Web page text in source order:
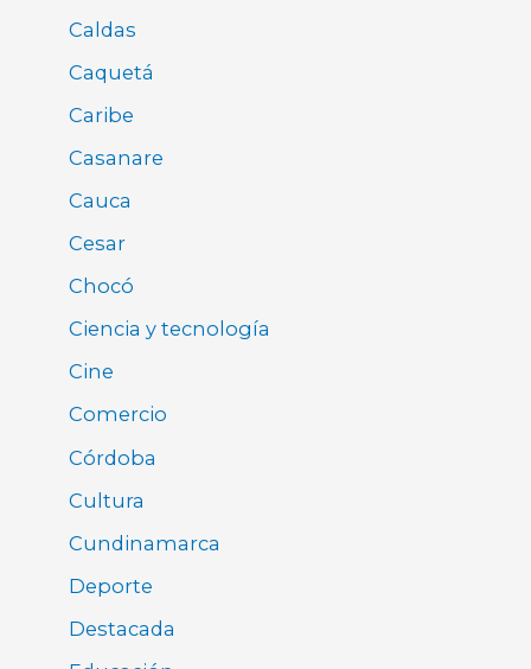
Caldas
Caquetá
Caribe
Casanare
Cauca
Cesar
Chocó
Ciencia y tecnología
Cine
Comercio
Córdoba
Cultura
Cundinamarca
Deporte
Destacada